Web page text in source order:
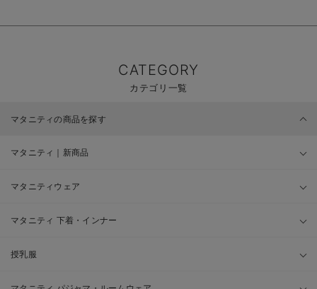
CATEGORY
カテゴリ一覧
マタニティの商品を探す
マタニティ｜新商品
マタニティウェア
マタニティ 下着・インナー
授乳服